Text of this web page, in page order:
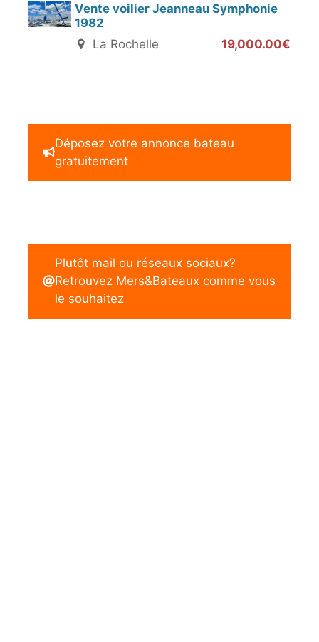
Vente voilier Jeanneau Symphonie
1982
La Rochelle
19,000.00€
Déposez votre annonce bateau
gratuitement
Plutôt mail ou réseaux sociaux?
Retrouvez Mers&Bateaux comme vous
le souhaitez